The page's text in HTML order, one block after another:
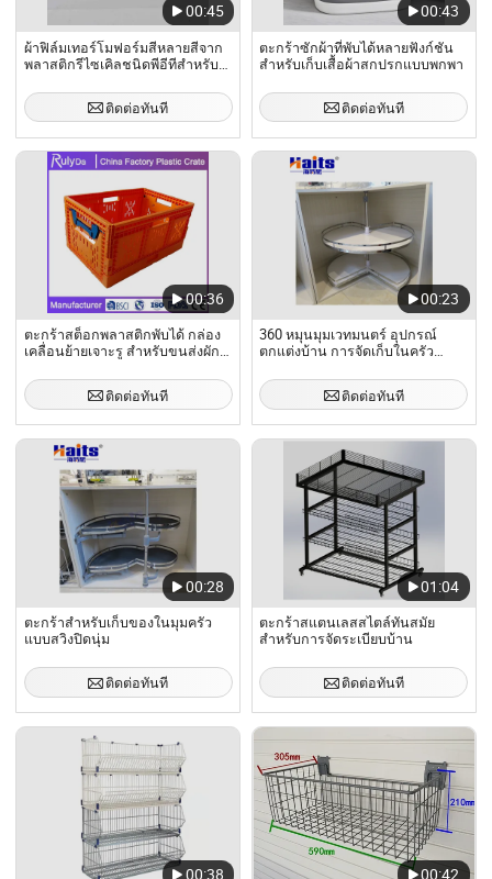
00:45
ผ้าฟิล์มเทอร์โมฟอร์มสีหลายสีจาก
พลาสติกรีไซเคิลชนิดพีอีทีสำหรับ
ติดต่อทันที
00:43
ตะกร้าซักผ้าที่พับได้หลายฟังก์ชัน
สำหรับเก็บเสื้อผ้าสกปรกแบบพกพา
ติดต่อทันที
00:36
ตะกร้าสต็อกพลาสติกพับได้ กล่อง
เคลื่อนย้ายเจาะรู สำหรับขนส่งผัก
กันได้
ติดต่อทันที
00:23
360 หมุนมุมเวทมนตร์ อุปกรณ์
ตกแต่งบ้าน การจัดเก็บในครัว
ติดต่อทันที
00:28
ตะกร้าสำหรับเก็บของในมุมครัว
แบบสวิงปิดนุ่ม
ติดต่อทันที
01:04
ตะกร้าสแตนเลสสไตล์ทันสมัย
สำหรับการจัดระเบียบบ้าน
ติดต่อทันที
00:38 00:42